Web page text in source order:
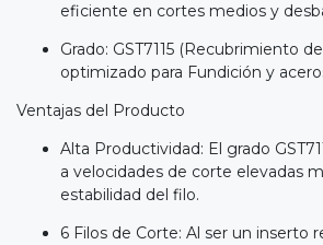
eficiente en cortes medios y
Grado: GST7115 (Recubrimiento
optimizado para Fundición y
Ventajas del Producto
Alta Productividad: El grado
a velocidades de corte elevadas
estabilidad del filo.
6 Filos de Corte: Al ser un inserto